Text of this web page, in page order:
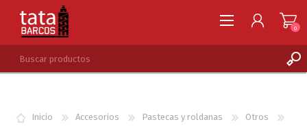
LISTA DE DESEOS
0
Inicio Accesorios Pastecas y roldanas Otros